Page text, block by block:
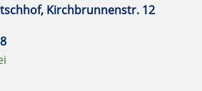
Kirchbrunnenstr. 12